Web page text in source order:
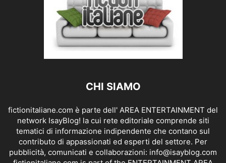
CHI SIAMO
fictionitaliane.com è parte dell' AREA ENTERTAINMENT del
network IsayBlog! la cui rete editoriale comprende siti
tematici di informazione indipendente che contano sul
contributo di appassionati ed esperti del settore. Per
pubblicità, comunicati e collaborazioni: info@isayblog.com